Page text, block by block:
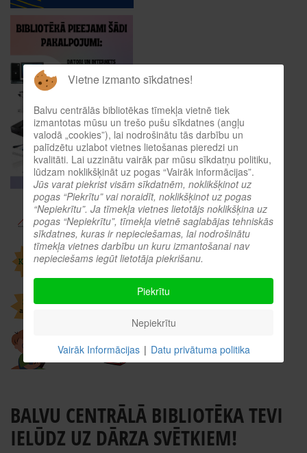
BALVU CENTRĀLĀ BIBLIOTĒKA TEVI
IELŪDZ UZ DĀRZA SVĒTKIEM!
Vietne izmanto sīkdatnes!
Balvu centrālās bibliotēkas tīmekļa vietnē tiek
izmantotas mūsu un trešo pušu sīkdatnes (angļu
valodā „cookies”), lai nodrošinātu tās darbību un
palīdzētu uzlabot vietnes lietošanas pieredzi un
kvalitāti. Lai uzzinātu vairāk par mūsu sīkdatņu politiku,
lūdzam noklikšķināt uz pogas “Vairāk informācijas”.
Jūs varat piekrist visām sīkdatnēm, noklikšķinot uz
pogas “Piekrītu” vai noraidīt, noklikšķinot uz pogas
“Nepiekrītu”. Ja tīmekļa vietnes lietotājs noklikšķina uz
pogas “Nepiekrītu”, tīmekļa vietnē saglabājas tehniskās
sīkdatnes, kuras ir nepieciešamas, lai nodrošinātu
tīmekļa vietnes darbību un kuru izmantošanai nav
nepieciešams iegūt lietotāja piekrišanu.
Piekrītu
Nepiekrītu
Vairāk Informācijas | Datu privātuma politika